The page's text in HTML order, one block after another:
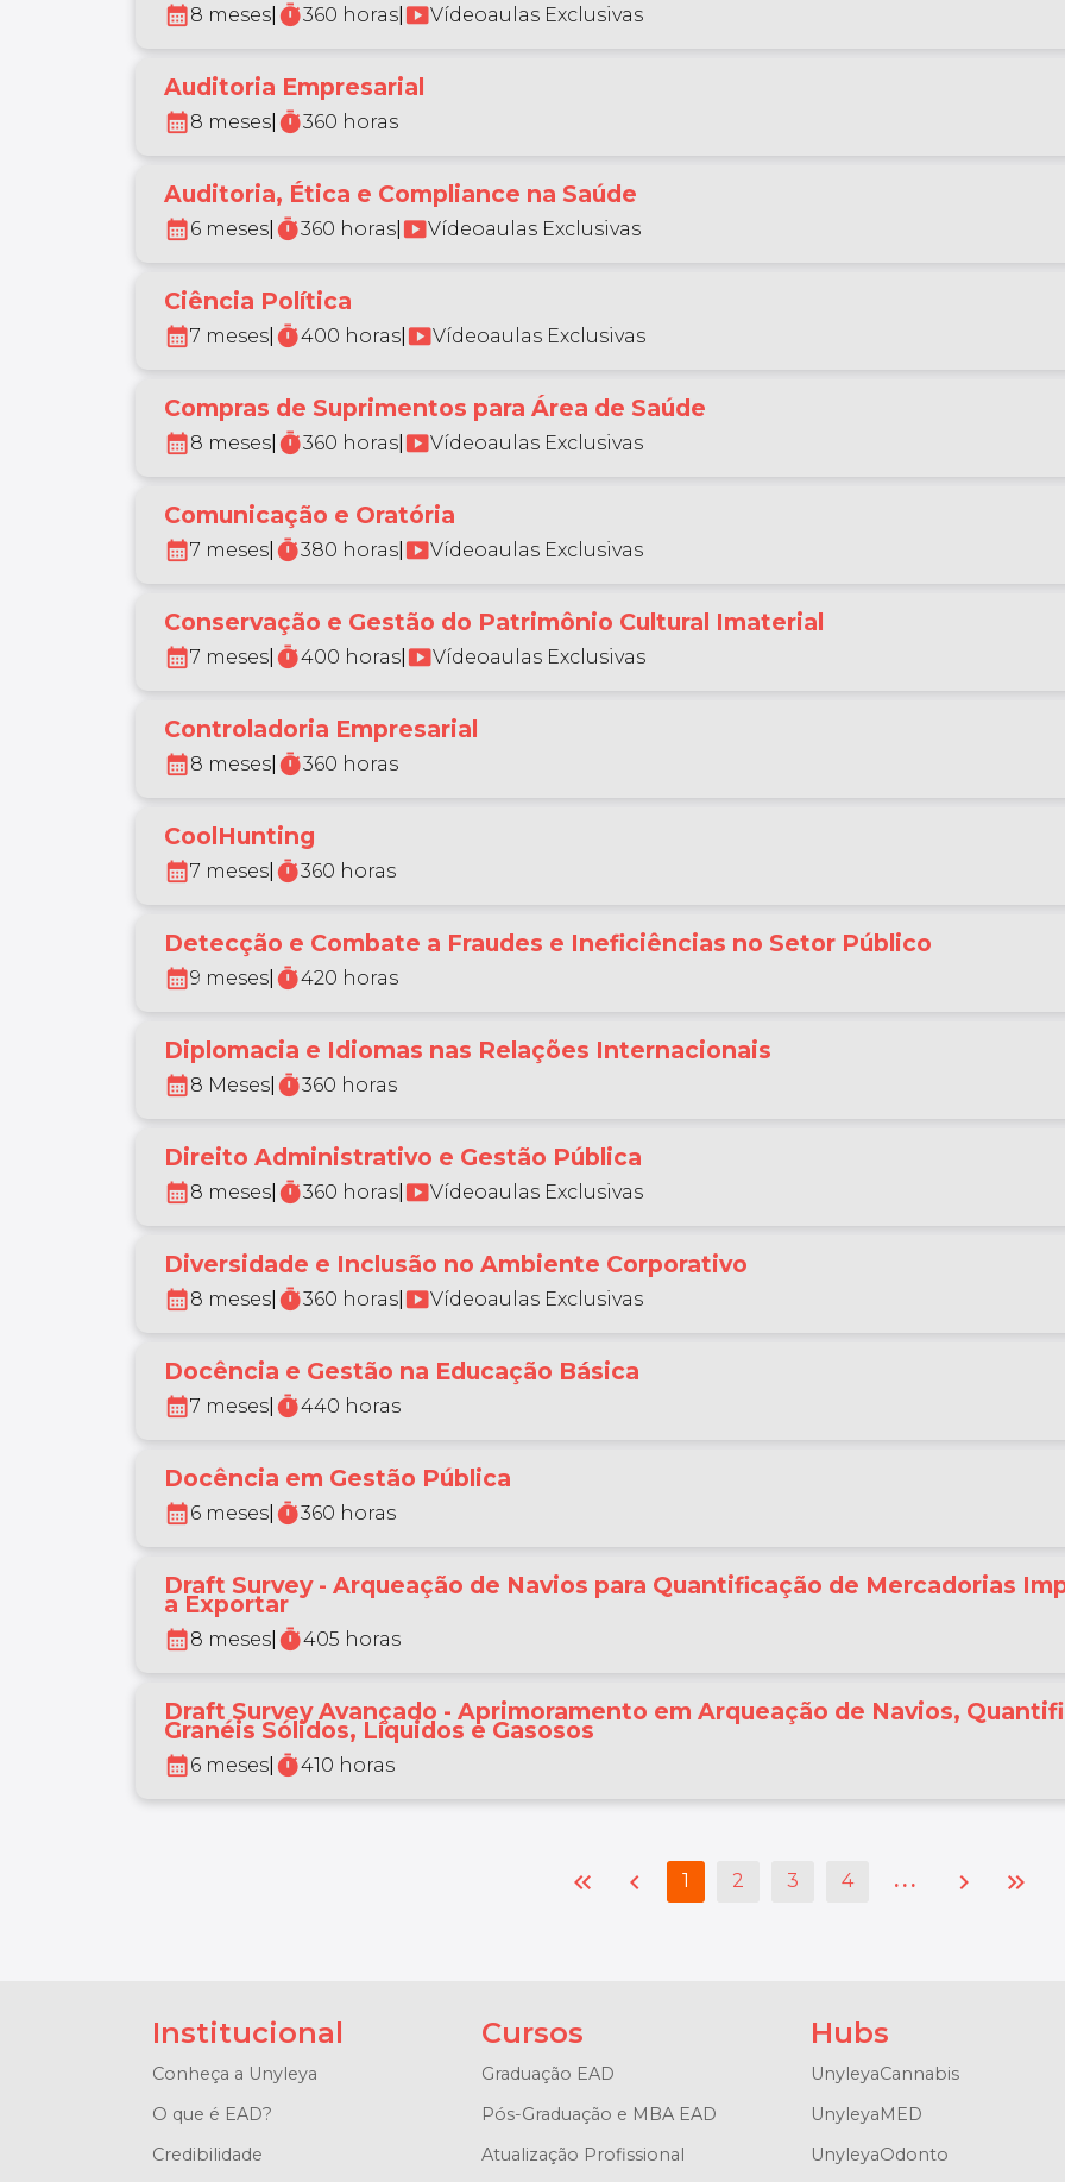
calendar_month8 meses timer360 horas smart_displayVídeoaulas Exclusivas
Auditoria Empresarial
calendar_month8 meses timer360 horas
Auditoria, Ética e Compliance na Saúde
calendar_month6 meses timer360 horas smart_displayVídeoaulas Exclusivas
Ciência Política
calendar_month7 meses timer400 horas smart_displayVídeoaulas Exclusivas
Compras de Suprimentos para Área de Saúde
calendar_month8 meses timer360 horas smart_displayVídeoaulas Exclusivas
Comunicação e Oratória
calendar_month7 meses timer380 horas smart_displayVídeoaulas Exclusivas
Conservação e Gestão do Patrimônio Cultural Imaterial
calendar_month7 meses timer400 horas smart_displayVídeoaulas Exclusivas
Controladoria Empresarial
calendar_month8 meses timer360 horas
CoolHunting
calendar_month7 meses timer360 horas
Detecção e Combate a Fraudes e Ineficiências no Setor Público
calendar_month9 meses timer420 horas
Diplomacia e Idiomas nas Relações Internacionais
calendar_month8 Meses timer360 horas
Direito Administrativo e Gestão Pública
calendar_month8 meses timer360 horas smart_displayVídeoaulas Exclusivas
Diversidade e Inclusão no Ambiente Corporativo
calendar_month8 meses timer360 horas smart_displayVídeoaulas Exclusivas
Docência e Gestão na Educação Básica
calendar_month7 meses timer440 horas
Docência em Gestão Pública
calendar_month6 meses timer360 horas
Draft Survey - Arqueação de Navios para Quantificação de Mercadorias
a Exportar
calendar_month8 meses timer405 horas
Draft Survey Avançado - Aprimoramento em Arqueação de Navios,
Granéis Sólidos, Líquidos e Gasosos
calendar_month6 meses timer410 horas
keyboard_double_arrow_left chevron_left 1 2 3 4 ... chevron_right keyboard_double_arrow_right
Institucional
Conheça a Unyleya
O que é EAD?
Credibilidade
Cursos
Graduação EAD
Pós-Graduação e MBA EAD
Atualização Profissional
Hubs
UnyleyaCannabis
UnyleyaMED
UnyleyaOdonto